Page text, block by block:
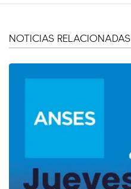
NOTICIAS RELACIONADAS